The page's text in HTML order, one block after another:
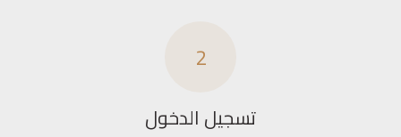
2
تسجيل الدخول